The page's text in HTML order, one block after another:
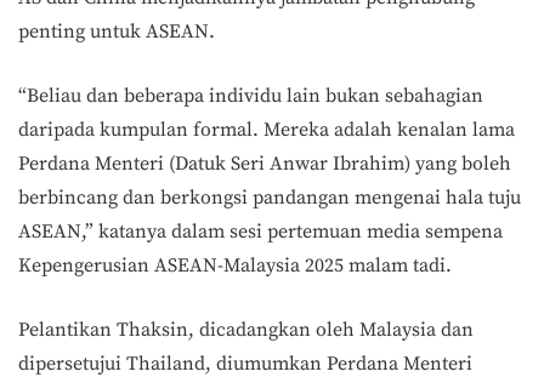
penting untuk ASEAN.
“Beliau dan beberapa individu lain bukan sebahagian
daripada kumpulan formal. Mereka adalah kenalan lama
Perdana Menteri (Datuk Seri Anwar Ibrahim) yang boleh
berbincang dan berkongsi pandangan mengenai hala tuju
ASEAN,” katanya dalam sesi pertemuan media sempena
Kepengerusian ASEAN-Malaysia 2025 malam tadi.
Pelantikan Thaksin, dicadangkan oleh Malaysia dan
dipersetujui Thailand, diumumkan Perdana Menteri